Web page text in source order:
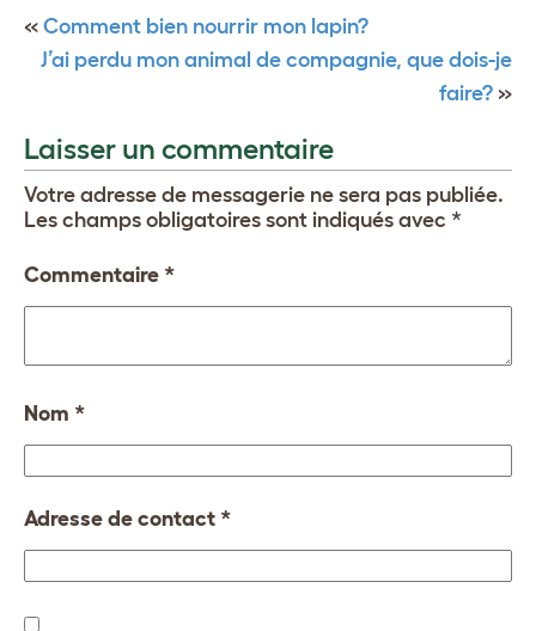
« Comment bien nourrir mon lapin?
J’ai perdu mon animal de compagnie, que dois-je
faire? »
Laisser un commentaire
Votre adresse de messagerie ne sera pas publiée.
Les champs obligatoires sont indiqués avec *
Commentaire *
Nom *
Adresse de contact *